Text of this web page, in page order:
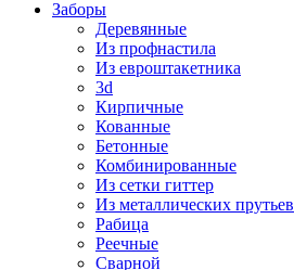
Заборы
Деревянные
Из профнастила
Из евроштакетника
3d
Кирпичные
Кованные
Бетонные
Комбинированные
Из сетки гиттер
Из металлических прутьев
Рабица
Реечные
Сварной